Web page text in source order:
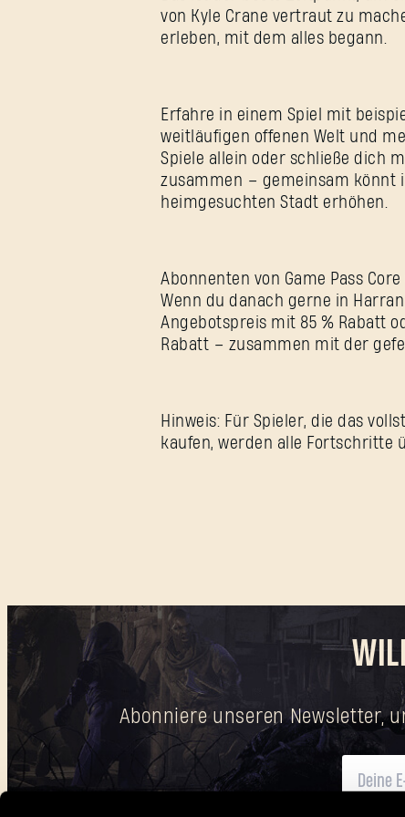
von Kyle Crane vertraut zu
erleben, mit dem alles begann.
Erfahre in einem Spiel mit
weitläufigen offenen Welt und
Spiele allein oder schließe dich
zusammen – gemeinsam könnt
heimgesuchten Stadt erhöhen.
Abonnenten von Game Pass
Wenn du danach gerne in
Angebotspreis mit 85 % Rabatt
Rabatt – zusammen mit der
Hinweis: Für Spieler, die das
kaufen, werden alle Fortschritte
Abonniere unseren Newsletter,